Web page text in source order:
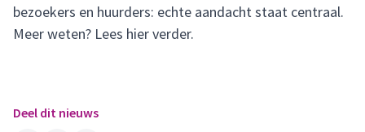
bezoekers en huurders: echte aandacht staat centraal.
Meer weten? Lees hier verder.
Deel dit nieuws